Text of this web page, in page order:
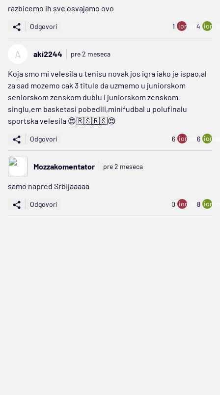
razbicemo ih sve osvajamo ovo
Odgovori 1 ion:minus
4
A aki2244 pre 2 meseca
Koja smo mi velesila u tenisu novak jos igra iako je ispao,al
za sad mozemo cak 3 titule da uzmemo u juniorskom
seniorskom zenskom dublu i juniorskom zenskom
singlu,em basketasi pobedili,minifudbal u polufinalu
sportska velesila 😍🇷🇸🇷🇸😍
Odgovori 6 ion:minus
6
Mozzakomentator pre 2 meseca
samo napred Srbijaaaaa
Odgovori 0 ion:minus
8